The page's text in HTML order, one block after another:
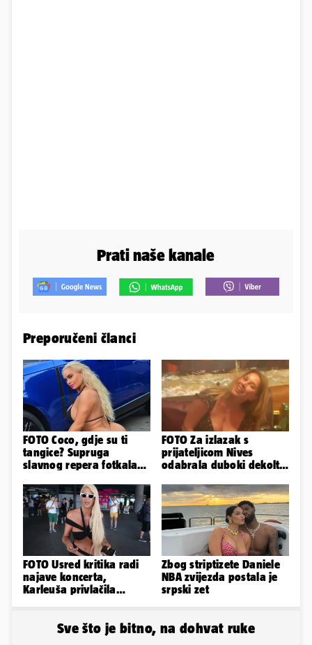
Prati naše kanale
Preporučeni članci
FOTO Coco, gdje su ti
tangice? Supruga
slavnog repera fotkala
sve
FOTO Za izlazak s
prijateljicom Nives
odabrala duboki dekolte
adute
FOTO Usred kritika radi
najave koncerta,
Karleuša privlačila
Zbog striptizete Daniele
NBA zvijezda postala je
srpski zet
Sve što je bitno, na dohvat ruke